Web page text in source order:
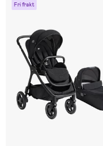
Fri frakt